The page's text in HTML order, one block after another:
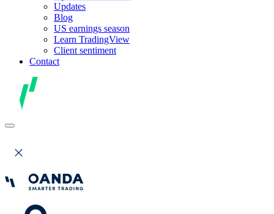
Updates
Blog
US earnings season
Learn TradingView
Client sentiment
Contact